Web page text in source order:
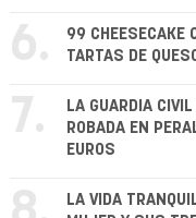
6.
99 CHEESECAKE
TARTAS DE
7.
LA GUARDIA
ROBADA EN
EUROS
LA VIDA